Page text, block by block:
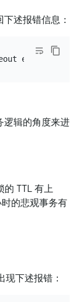
述报错信息：
逻辑的角度来进
TTL 有上
的悲观事务有
现下述报错：